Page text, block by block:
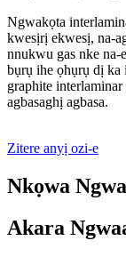
Ngwakọta
kwesịrị ekwesị, na-
nnukwu gas nke na-
bụrụ ihe ọhụrụ dị ka
graphite interlaminar
agbasaghị agbasa.
Zitere anyị ozi-e
Nkọwa
Akara